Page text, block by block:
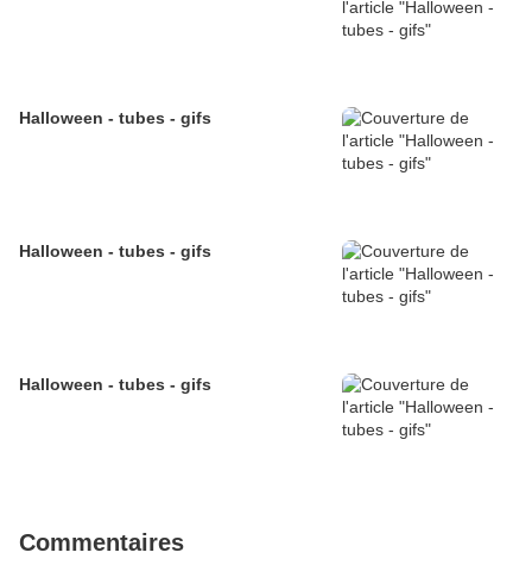
Halloween - tubes - gifs
Halloween - tubes - gifs
Halloween - tubes - gifs
Commentaires